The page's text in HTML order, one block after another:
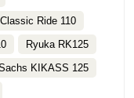
Ride 110
Ryuka RK125
KIKASS 125